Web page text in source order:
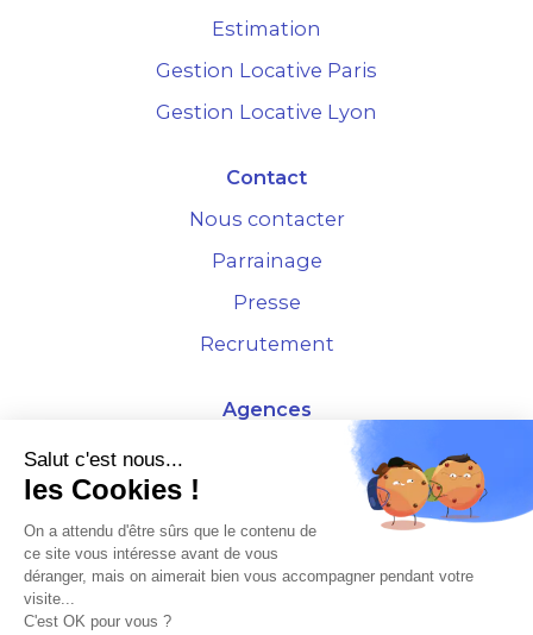
Estimation
Gestion Locative Paris
Gestion Locative Lyon
Contact
Nous contacter
Parrainage
Presse
Recrutement
Agences
4 Rue de la Bourse - 69001 Lyon
10 rue d'Austerlitz - 75012 Paris
À L'HORIZON 2025
Salut c'est nous...
les Cookies !
On a attendu d'être sûrs que le contenu de
ce site vous intéresse avant de vous
déranger, mais on aimerait bien vous accompagner pendant votre
visite...
C'est OK pour vous ?